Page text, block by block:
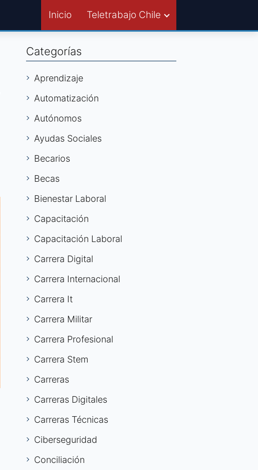
Inicio Teletrabajo Chile
Categorías
Aprendizaje
Automatización
Autónomos
Ayudas Sociales
Becarios
Becas
Bienestar Laboral
Capacitación
Capacitación Laboral
Carrera Digital
Carrera Internacional
Carrera It
Carrera Militar
Carrera Profesional
Carrera Stem
Carreras
Carreras Digitales
Carreras Técnicas
Ciberseguridad
Conciliación